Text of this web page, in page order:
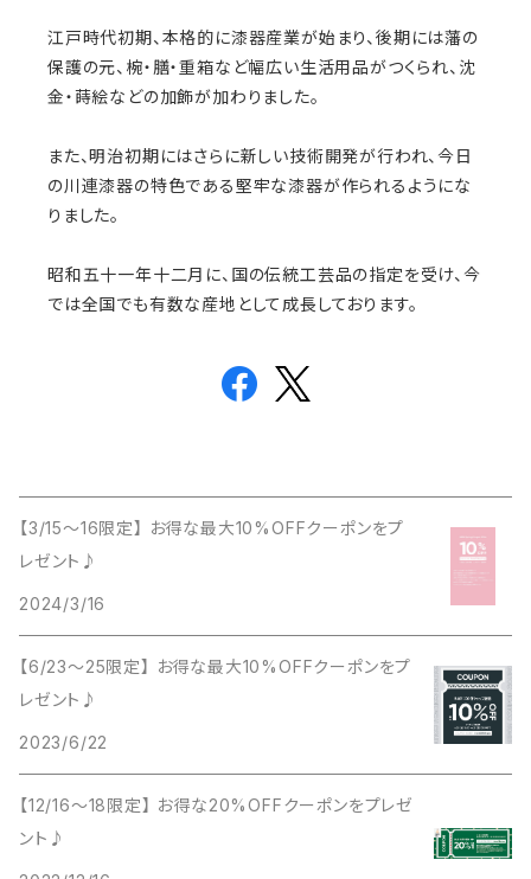
江戸時代初期、本格的に漆器産業が始まり、後期には藩の
保護の元、椀・膳・重箱など幅広い生活用品がつくられ、沈
金・蒔絵などの加飾が加わりました。
また、明治初期にはさらに新しい技術開発が行われ、今日
の川連漆器の特色である堅牢な漆器が作られるようにな
りました。
昭和五十一年十二月に、国の伝統工芸品の指定を受け、今
では全国でも有数な産地として成長しております。
【3/15〜16限定】 お得な最大10%OFFクーポンをプ
レゼント♪
2024/3/16
【6/23〜25限定】 お得な最大10%OFFクーポンをプ
レゼント♪
2023/6/22
【12/16〜18限定】 お得な20%OFFクーポンをプレゼ
ント♪